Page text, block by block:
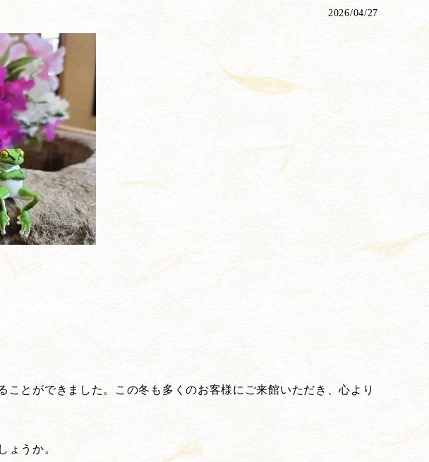
2026/04/27
とができました。この冬も多くのお客様にご来館いただき、心より
ょうか。